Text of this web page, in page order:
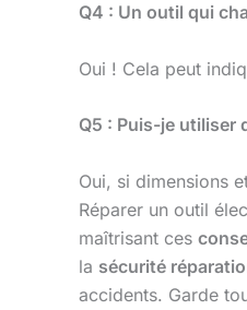
Q4 : Un outil qui
Oui ! Cela peut
Q5 : Puis-je utiliser
Oui, si dimensions
Réparer un outil
maîtrisant ces
la sécurité
accidents. Garde